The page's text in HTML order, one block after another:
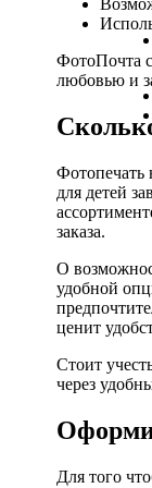
ФотоПочта
любовью и
Фотопечать
для детей
заказа.
О
удобной
ценит
Стоит
через
Для того